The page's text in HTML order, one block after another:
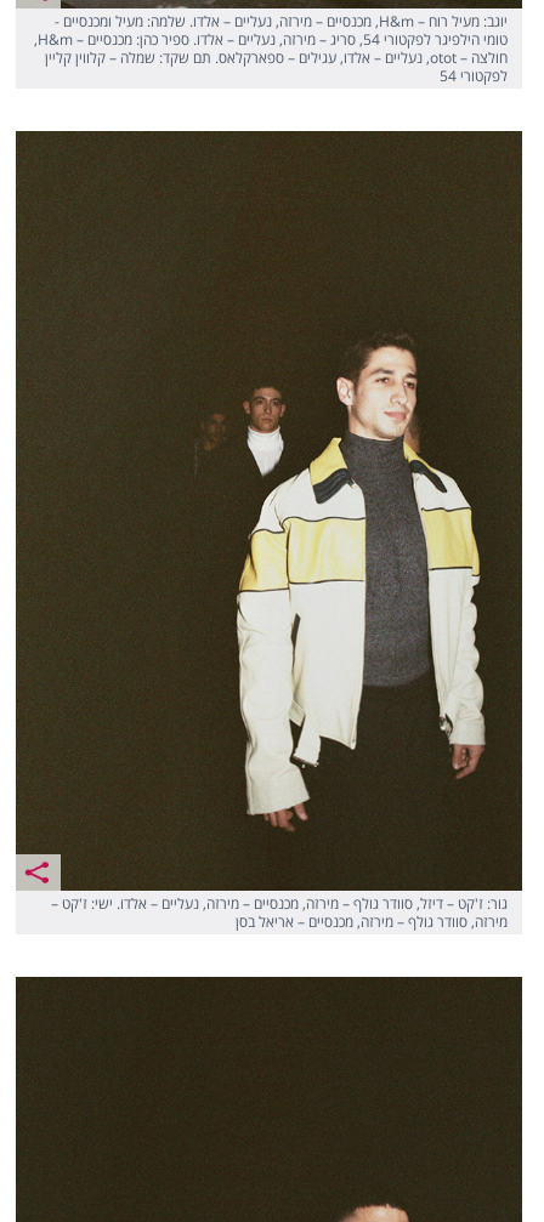
יוגב: מעיל רוח – H&m, מכנסיים – מירזה, נעליים – אלדו. שלמה: מעיל ומכנסיים -
טומי הילפיגר לפקטורי 54, סריג – מירזה, נעליים – אלדו. ספיר כהן: מכנסיים – H&m,
חולצה – otot, נעליים – אלדו, עגילים – ספארקלאס. תם שקד: שמלה – קלווין קליין
לפקטורי 54
גור: ז'קט – דיזל, סוודר גולף – מירזה, מכנסיים – מירזה, נעליים – אלדו. ישי: ז'קט –
מירזה, סוודר גולף – מירזה, מכנסיים – אריאל בסן